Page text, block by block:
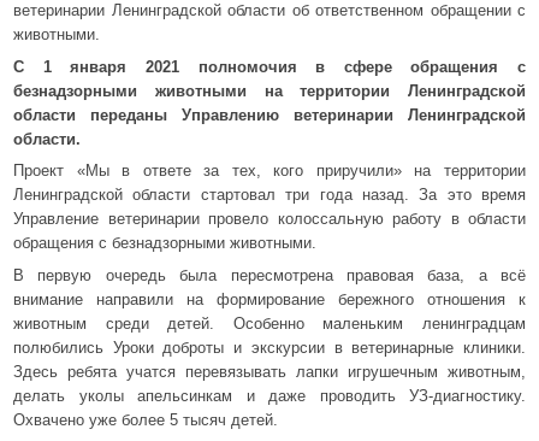
ветеринарии Ленинградской области об ответственном обращении с
животными.
С 1 января 2021 полномочия в сфере обращения с
безнадзорными животными на территории Ленинградской
области переданы Управлению ветеринарии Ленинградской
области.
Проект «Мы в ответе за тех, кого приручили» на территории
Ленинградской области стартовал три года назад. За это время
Управление ветеринарии провело колоссальную работу в области
обращения с безнадзорными животными.
В первую очередь была пересмотрена правовая база, а всё
внимание направили на формирование бережного отношения к
животным среди детей. Особенно маленьким ленинградцам
полюбились Уроки доброты и экскурсии в ветеринарные клиники.
Здесь ребята учатся перевязывать лапки игрушечным животным,
делать уколы апельсинкам и даже проводить УЗ-диагностику.
Охвачено уже более 5 тысяч детей.